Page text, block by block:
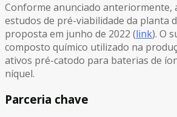
Conforme anunciado anteriormente,
estudos de pré-viabilidade da planta
proposta em junho de 2022 (link). O
composto químico utilizado na
ativos pré-catodo para baterias de
níquel.
Parceria chave